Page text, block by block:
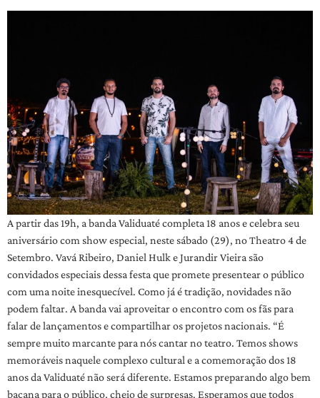
A partir das 19h, a banda Validuaté completa 18 anos e celebra seu
aniversário com show especial, neste sábado (29), no Theatro 4 de
Setembro. Vavá Ribeiro, Daniel Hulk e Jurandir Vieira são
convidados especiais dessa festa que promete presentear o público
com uma noite inesquecível. Como já é tradição, novidades não
podem faltar. A banda vai aproveitar o encontro com os fãs para
falar de lançamentos e compartilhar os projetos nacionais. “É
sempre muito marcante para nós cantar no teatro. Temos shows
memoráveis naquele complexo cultural e a comemoração dos 18
anos da Validuaté não será diferente. Estamos preparando algo bem
bacana para o público, cheio de surpresas. Esperamos que todos